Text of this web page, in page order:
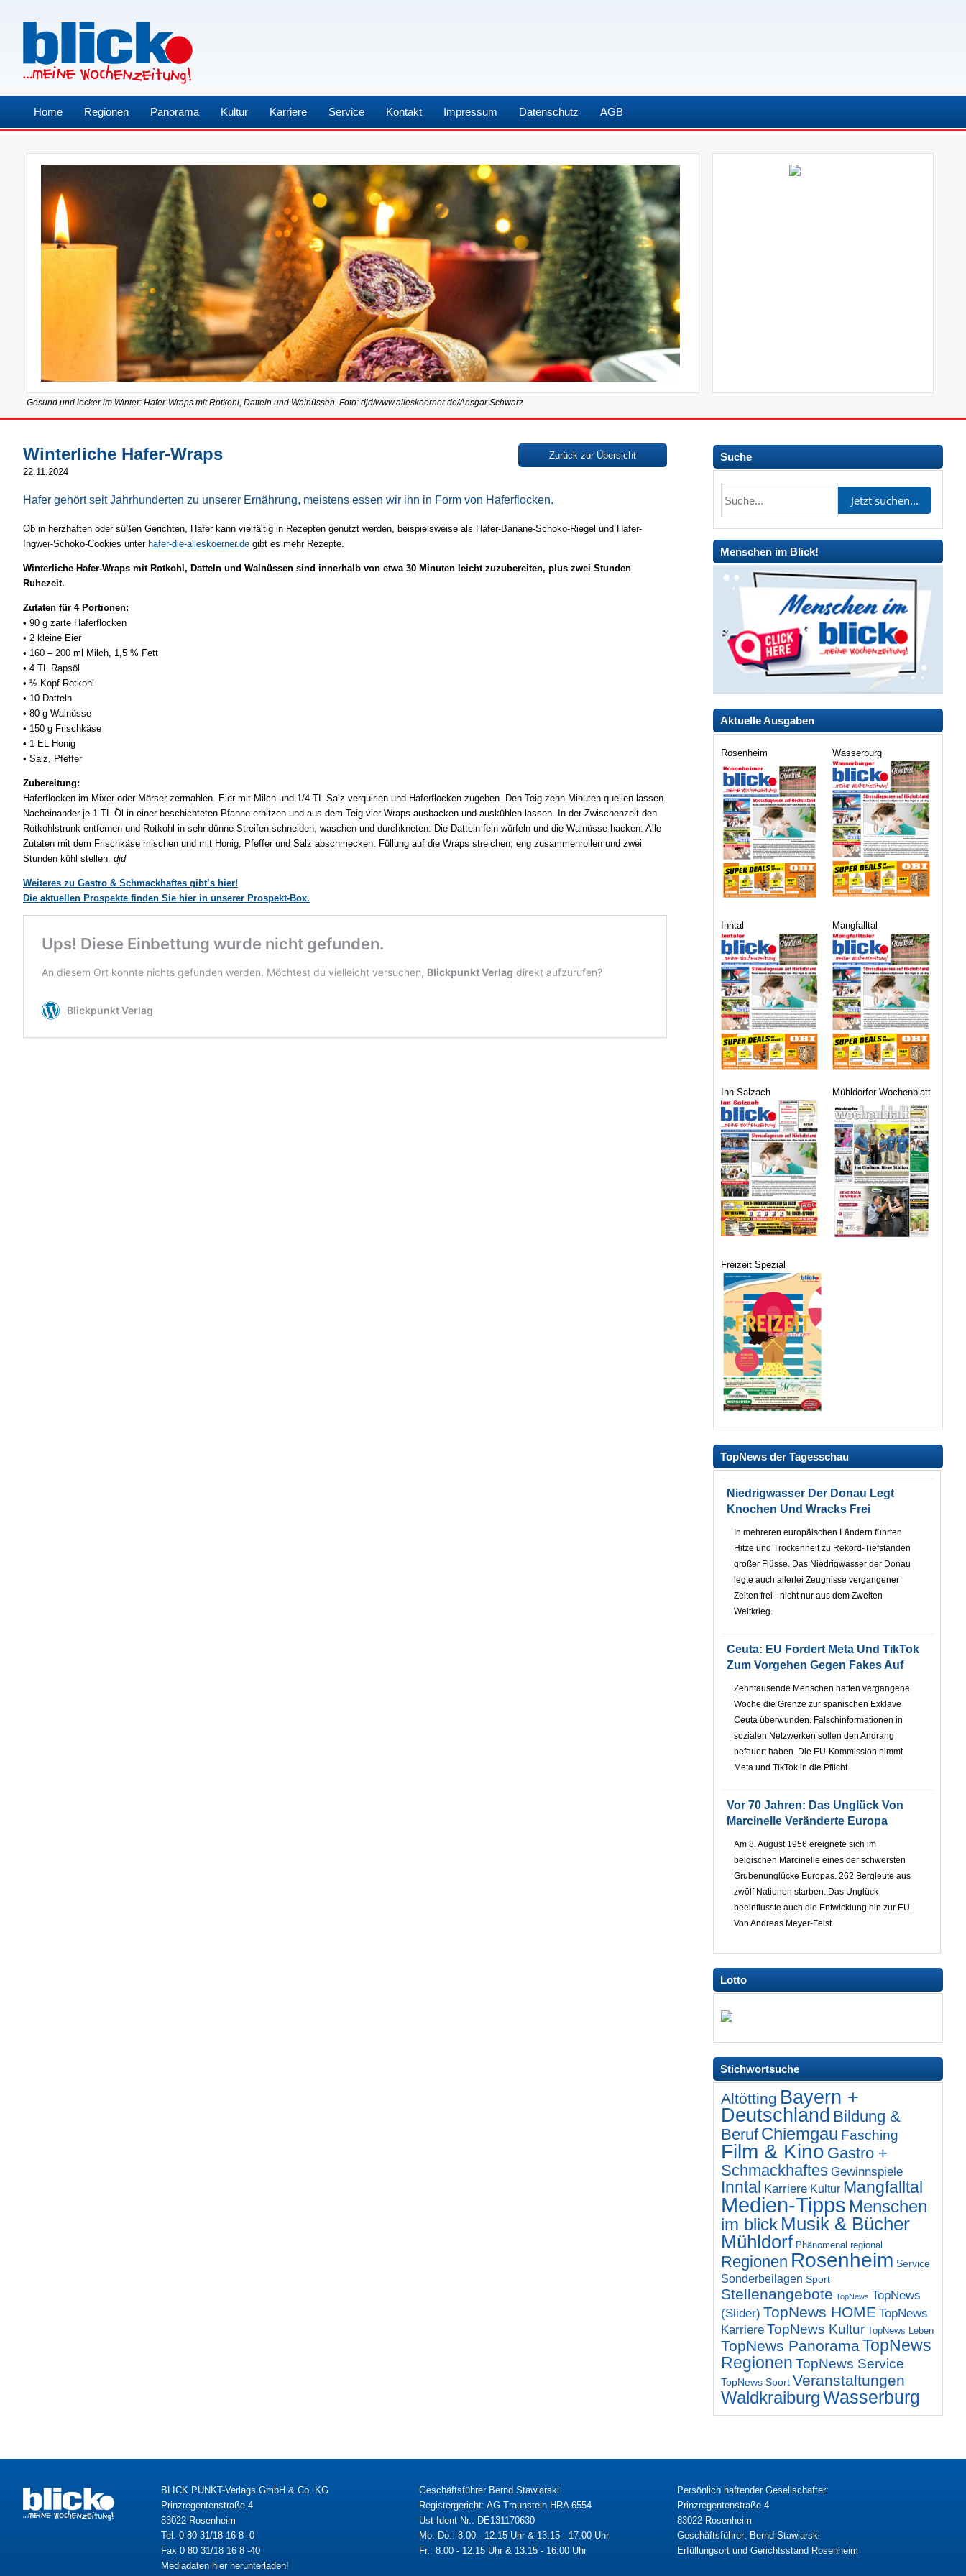
Home Regionen Panorama Kultur Karriere Service Kontakt Impressum Datenschutz AGB
Gesund und lecker im Winter: Hafer-Wraps mit Rotkohl, Datteln und Walnüssen. Foto: djd/www.alleskoerner.de/Ansgar Schwarz
Zurück zur Übersicht
Winterliche Hafer-Wraps
22.11.2024
Hafer gehört seit Jahrhunderten zu unserer Ernährung, meistens essen wir ihn in Form von Haferflocken.
Ob in herzhaften oder süßen Gerichten, Hafer kann vielfältig in Rezepten genutzt werden, beispielsweise als Hafer-Banane-Schoko-Riegel und Hafer-
Ingwer-Schoko-Cookies unter hafer-die-alleskoerner.de gibt es mehr Rezepte.
Winterliche Hafer-Wraps mit Rotkohl, Datteln und Walnüssen sind innerhalb von etwa 30 Minuten leicht zuzubereiten, plus zwei Stunden
Ruhezeit.
Zutaten für 4 Portionen:
• 90 g zarte Haferflocken
• 2 kleine Eier
• 160 – 200 ml Milch, 1,5 % Fett
• 4 TL Rapsöl
• ½ Kopf Rotkohl
• 10 Datteln
• 80 g Walnüsse
• 150 g Frischkäse
• 1 EL Honig
• Salz, Pfeffer
Zubereitung:
Haferflocken im Mixer oder Mörser zermahlen. Eier mit Milch und 1/4 TL Salz verquirlen und Haferflocken zugeben. Den Teig zehn Minuten quellen lassen.
Nacheinander je 1 TL Öl in einer beschichteten Pfanne erhitzen und aus dem Teig vier Wraps ausbacken und auskühlen lassen. In der Zwischenzeit den
Rotkohlstrunk entfernen und Rotkohl in sehr dünne Streifen schneiden, waschen und durchkneten. Die Datteln fein würfeln und die Walnüsse hacken. Alle
Zutaten mit dem Frischkäse mischen und mit Honig, Pfeffer und Salz abschmecken. Füllung auf die Wraps streichen, eng zusammenrollen und zwei
Stunden kühl stellen. djd
Weiteres zu Gastro & Schmackhaftes gibt’s hier!
Die aktuellen Prospekte finden Sie hier in unserer Prospekt-Box.
Suche
Menschen im Blick!
Aktuelle Ausgaben
Rosenheim Wasserburg
Inntal Mangfalltal
Inn-Salzach Mühldorfer Wochenblatt
Freizeit Spezial
TopNews der Tagesschau
Niedrigwasser Der Donau Legt
Knochen Und Wracks Frei
In mehreren europäischen Ländern führten
Hitze und Trockenheit zu Rekord-Tiefständen
großer Flüsse. Das Niedrigwasser der Donau
legte auch allerlei Zeugnisse vergangener
Zeiten frei - nicht nur aus dem Zweiten
Weltkrieg.
Ceuta: EU Fordert Meta Und TikTok
Zum Vorgehen Gegen Fakes Auf
Zehntausende Menschen hatten vergangene
Woche die Grenze zur spanischen Exklave
Ceuta überwunden. Falschinformationen in
sozialen Netzwerken sollen den Andrang
befeuert haben. Die EU-Kommission nimmt
Meta und TikTok in die Pflicht.
Vor 70 Jahren: Das Unglück Von
Marcinelle Veränderte Europa
Am 8. August 1956 ereignete sich im
belgischen Marcinelle eines der schwersten
Grubenunglücke Europas. 262 Bergleute aus
zwölf Nationen starben. Das Unglück
beeinflusste auch die Entwicklung hin zur EU.
Von Andreas Meyer-Feist.
Lotto
Stichwortsuche
Altötting Bayern +
Deutschland Bildung &
Beruf Chiemgau Fasching
Film & Kino Gastro +
Schmackhaftes Gewinnspiele
Inntal Karriere Kultur Mangfalltal
Medien-Tipps Menschen
im blick Musik & Bücher
Mühldorf Phänomenal regional
Regionen Rosenheim Service
Sonderbeilagen Sport
Stellenangebote TopNews TopNews
(Slider) TopNews HOME TopNews
Karriere TopNews Kultur TopNews Leben
TopNews PanoramaTopNews
Regionen TopNews Service
TopNews Sport Veranstaltungen
WaldkraiburgWasserburg
BLICK PUNKT-Verlags GmbH & Co. KG
Prinzregentenstraße 4
83022 Rosenheim
Tel. 0 80 31/18 16 8 -0
Fax 0 80 31/18 16 8 -40
Mediadaten hier herunterladen!
Geschäftsführer Bernd Stawiarski
Registergericht: AG Traunstein HRA 6554
Ust-Ident-Nr.: DE131170630
Mo.-Do.: 8.00 - 12.15 Uhr & 13.15 - 17.00 Uhr
Fr.: 8.00 - 12.15 Uhr & 13.15 - 16.00 Uhr
Persönlich haftender Gesellschafter:
Prinzregentenstraße 4
83022 Rosenheim
Geschäftsführer: Bernd Stawiarski
Erfüllungsort und Gerichtsstand Rosenheim